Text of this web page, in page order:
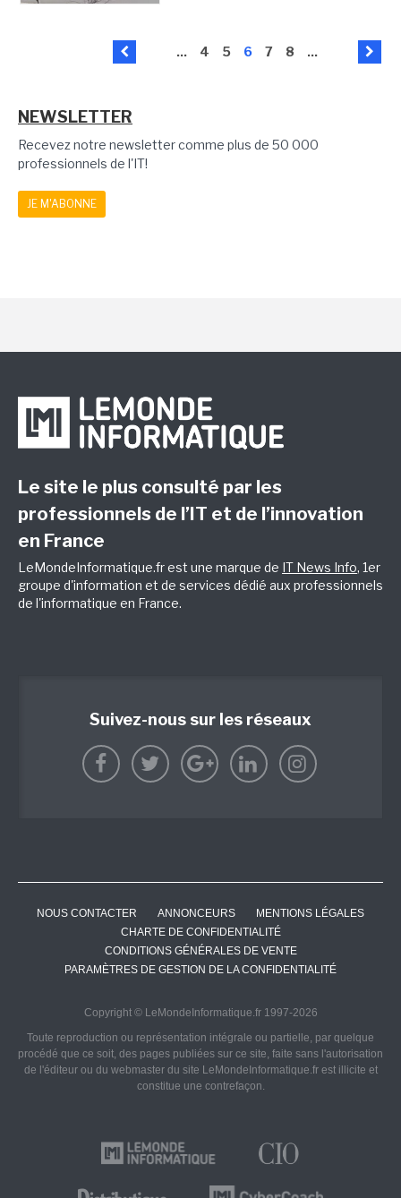
... 4 5 6 7 8 ...
NEWSLETTER
Recevez notre newsletter comme plus de 50 000
professionnels de l'IT!
JE M'ABONNE
Le site le plus consulté par les
professionnels de l’IT et de l’innovation
en France
LeMondeInformatique.fr est une marque de IT News Info, 1er
groupe d'information et de services dédié aux professionnels
de l'informatique en France.
Suivez-nous sur les réseaux
NOUS CONTACTER ANNONCEURS
MENTIONS LÉGALES
CHARTE DE CONFIDENTIALITÉ
CONDITIONS GÉNÉRALES DE VENTE
PARAMÈTRES DE GESTION DE LA CONFIDENTIALITÉ
Copyright © LeMondeInformatique.fr 1997-2026
Toute reproduction ou représentation intégrale ou partielle, par quelque
procédé que ce soit, des pages publiées sur ce site, faite sans l'autorisation
de l'éditeur ou du webmaster du site LeMondeInformatique.fr est illicite et
constitue une contrefaçon.